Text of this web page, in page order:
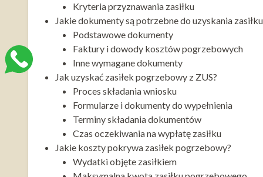
Kryteria przyznawania zasiłku
Jakie dokumenty są potrzebne do uzyskania
Podstawowe dokumenty
Faktury i dowody kosztów pogrzebowych
Inne wymagane dokumenty
Jak uzyskać zasiłek pogrzebowy z ZUS?
Proces składania wniosku
Formularze i dokumenty do wypełnienia
Terminy składania dokumentów
Czas oczekiwania na wypłatę zasiłku
Jakie koszty pokrywa zasiłek pogrzebowy?
Wydatki objęte zasiłkiem